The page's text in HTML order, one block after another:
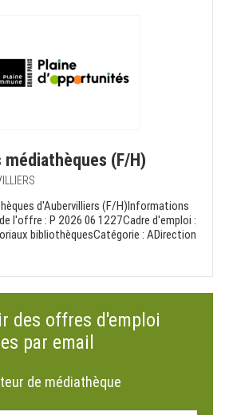
médiathèques (F/H)
d'Aubervilliers (F/H)Informations
l'offre : P 2026 06 1227Cadre d'emploi :
bibliothèquesCatégorie : ADirection
des offres d'emploi
par email
de médiathèque